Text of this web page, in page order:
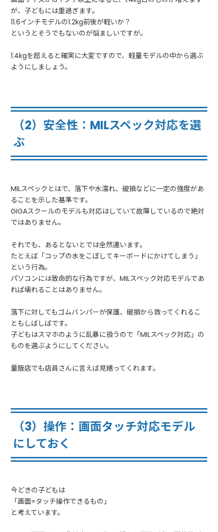
が、子どもには重過ぎます。
11.6インチモデルの1.2kg前後が軽いか？
というとそうでもないのが悩ましいですが。
1.4kgを超えると確実に大変ですので、軽量モデルの中から選ぶ
ようにしましょう。
（2）安全性：MILスペック対応を選
ぶ
MILスペックとはで、落下や水濡れ、破損などに一定の強度があ
ることを示した基準です。
GIGAスクールのモデルも対応はしていて故障しているので絶対
ではありません。
それでも、あるとないとでは全然違います。
たとえば「コップの水をこぼしてキーボードにかけてしまう」
という行為。
パソコンには致命的な行為ですが、MILスペック対応モデルであ
れば壊れることはありません。
落下に対してもゴムバンパーが保護、破損から救ってくれるこ
ともしばしばです。
子どもはスマホのように乱暴に扱うので「MILスペック対応」の
ものを選ぶようにしてください。
量販店でも店員さんに言えば見繕ってくれます。
（3）操作：画面タッチ対応モデル
にしておく
今どきの子どもは
「画面=タッチ操作できるもの」
と考えています。